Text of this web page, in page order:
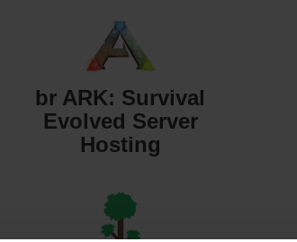
br ARK: Survival
Evolved Server
Hosting